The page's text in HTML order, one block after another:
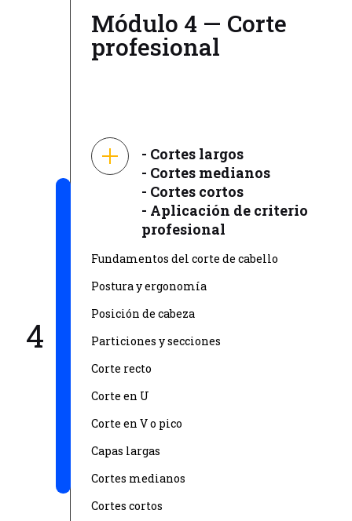
4
Módulo 4 — Corte
profesional
- Cortes largos
- Cortes medianos
- Cortes cortos
- Aplicación de criterio
profesional
Fundamentos del corte de cabello
Postura y ergonomía
Posición de cabeza
Particiones y secciones
Corte recto
Corte en U
Corte en V o pico
Capas largas
Cortes medianos
Cortes cortos